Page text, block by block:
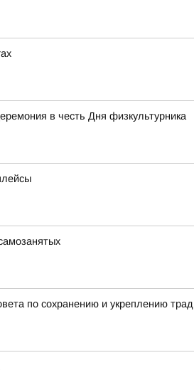
в честь Дня физкультурника
по сохранению и укреплению